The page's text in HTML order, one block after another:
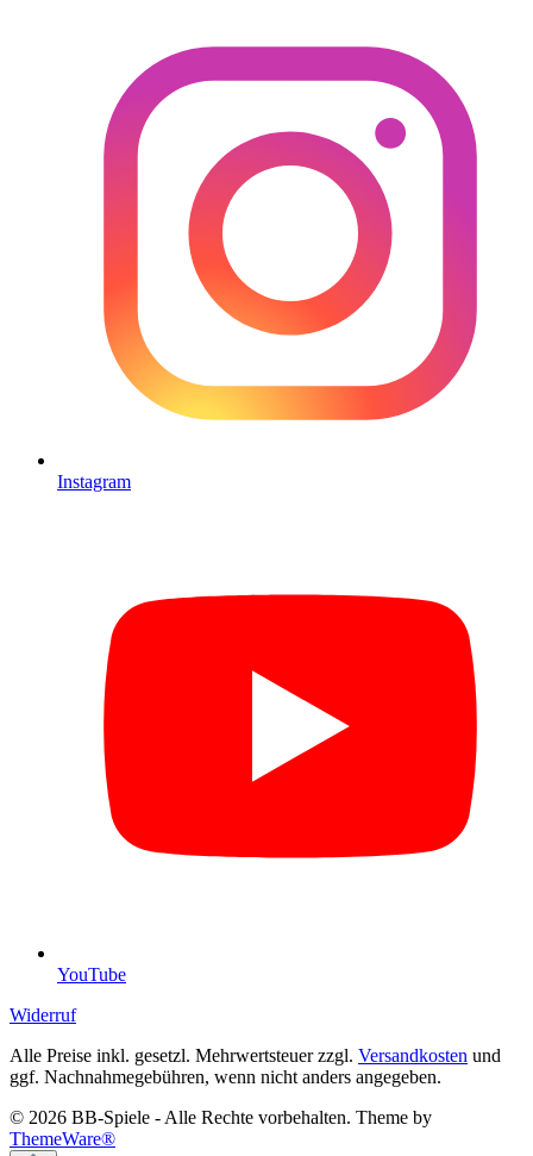
Instagram
YouTube
Widerruf
Alle Preise inkl. gesetzl. Mehrwertsteuer zzgl. Versandkosten und
ggf. Nachnahmegebühren, wenn nicht anders angegeben.
© 2026 BB-Spiele - Alle Rechte vorbehalten. Theme by
ThemeWare®